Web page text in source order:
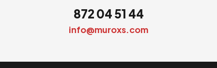
872 04 51 44
info@muroxs.com